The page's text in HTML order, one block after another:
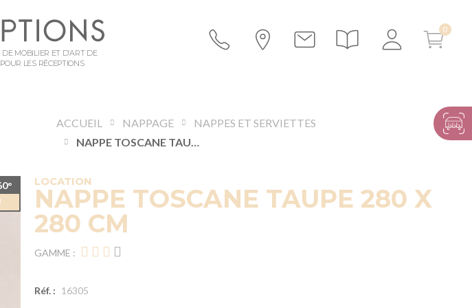
DE MOBILIER ET D’ART DE
POUR LES RÉCEPTIONS
ACCUEIL NAPPAGE
NAPPES ET SERVIETTES
NAPPE TOSCANE TAUPE 280 X 280 CM
LOCATION
NAPPE TOSCANE TAUPE 280 X
280 CM
GAMME :
Réf. : 16305